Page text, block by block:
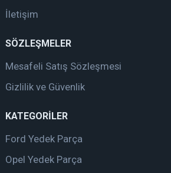
İletişim
SÖZLEŞMELER
Mesafeli Satış Sözleşmesi
Gizlilik ve Güvenlik
KATEGORİLER
Ford Yedek Parça
Opel Yedek Parça